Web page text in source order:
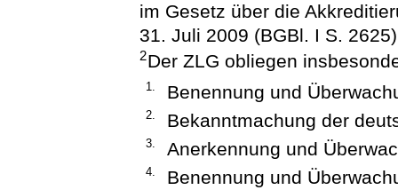
im Gesetz über die
31. Juli 2009 (BGBl. I S.
2Der ZLG obliegen
1. Benennung und
2. Bekanntmachung der
3. Anerkennung und
4.
Benennung und